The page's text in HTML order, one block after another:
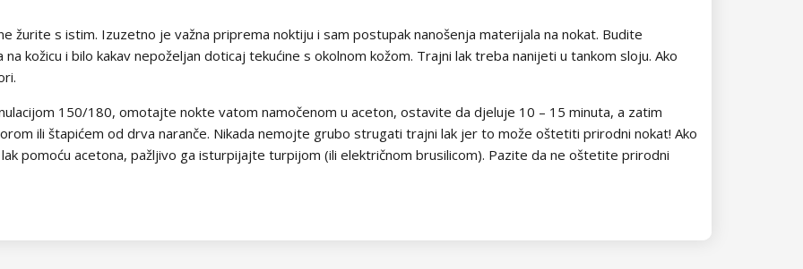
žurite s istim. Izuzetno je važna priprema noktiju i sam postupak nanošenja materijala na nokat. Budite
kožicu i bilo kakav nepoželjan doticaj tekućine s okolnom kožom. Trajni lak treba nanijeti u tankom sloju. Ako
150/180, omotajte nokte vatom namočenom u aceton, ostavite da djeluje 10 – 15 minuta, a zatim
ili štapićem od drva naranče. Nikada nemojte grubo strugati trajni lak jer to može oštetiti prirodni nokat! Ako
pomoću acetona, pažljivo ga isturpijajte turpijom (ili električnom brusilicom). Pazite da ne oštetite prirodni